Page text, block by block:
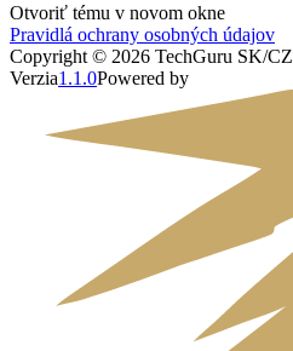
Otvoriť tému v novom okne
Pravidlá ochrany osobných údajov
Copyright © 2026 TechGuru SK/CZ
Verzia1.1.0Powered by